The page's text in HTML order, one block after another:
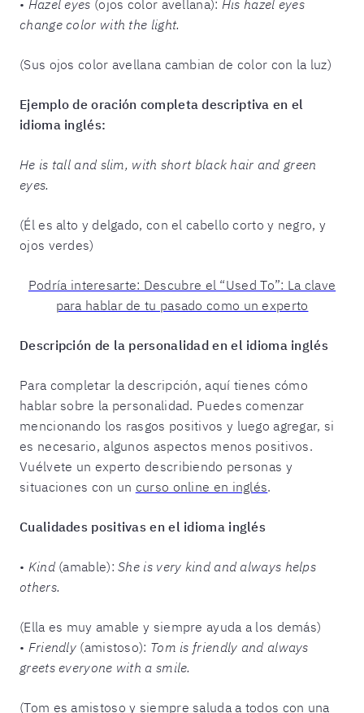
• Hazel eyes (ojos color avellana): His hazel eyes
change color with the light.
(Sus ojos color avellana cambian de color con la luz)
Ejemplo de oración completa descriptiva en el
idioma inglés:
He is tall and slim, with short black hair and green
eyes.
(Él es alto y delgado, con el cabello corto y negro, y
ojos verdes)
Podría interesarte: Descubre el “Used To”: La clave
para hablar de tu pasado como un experto
Descripción de la personalidad en el idioma inglés
Para completar la descripción, aquí tienes cómo
hablar sobre la personalidad. Puedes comenzar
mencionando los rasgos positivos y luego agregar, si
es necesario, algunos aspectos menos positivos.
Vuélvete un experto describiendo personas y
situaciones con un curso online en inglés.
Cualidades positivas en el idioma inglés
• Kind(amable):She is very kind and always helps
others.
(Ella es muy amable y siempre ayuda a los demás)
• Friendly (amistoso): Tom is friendly and always
greets everyone with a smile.
(Tom es amistoso y siempre saluda a todos con una